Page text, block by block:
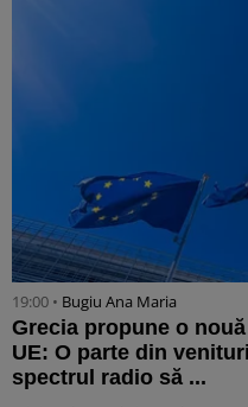
19:00 • Bugiu ⁠Ana Maria
Grecia propune o
UE: O parte din
spectrul radio să ...